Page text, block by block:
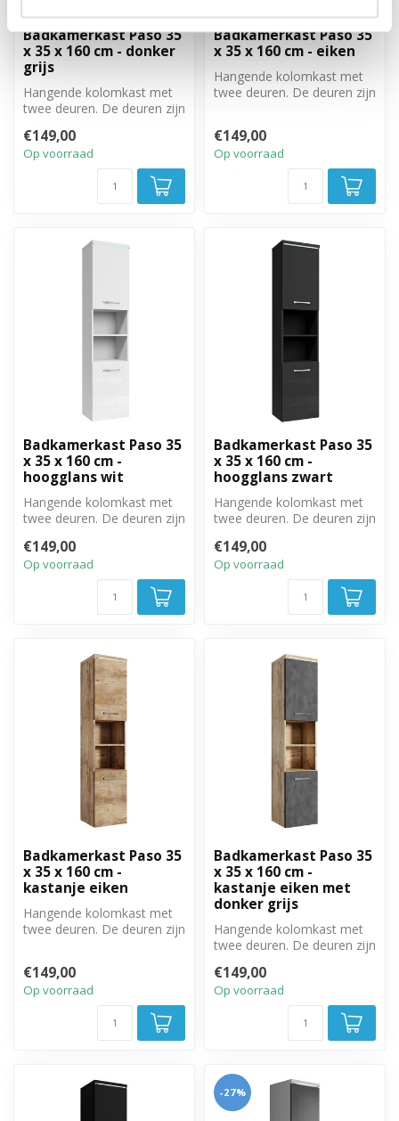
Badkamerkast Paso 35
x 35 x 160 cm - donker
grijs
Hangende kolomkast met
twee deuren. De deuren zijn
monter...
€149,00
Op voorraad
Badkamerkast Paso 35
x 35 x 160 cm - eiken
Hangende kolomkast met
twee deuren. De deuren zijn
€149,00
Op voorraad
Badkamerkast Paso 35
x 35 x 160 cm -
hoogglans wit
Hangende kolomkast met
twee deuren. De deuren zijn
monter...
€149,00
Op voorraad
Badkamerkast Paso 35
x 35 x 160 cm -
hoogglans zwart
Hangende kolomkast met
twee deuren. De deuren zijn
monter...
€149,00
Op voorraad
Badkamerkast Paso 35
x 35 x 160 cm -
kastanje eiken
Hangende kolomkast met
twee deuren. De deuren zijn
€149,00
Op voorraad
Badkamerkast Paso 35
x 35 x 160 cm -
kastanje eiken met
donker grijs
Hangende kolomkast met
twee deuren. De deuren zijn
monter...
€149,00
Op voorraad
-27%